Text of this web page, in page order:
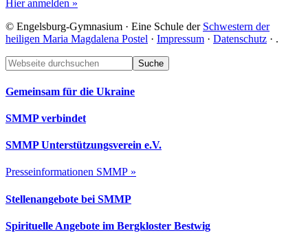
Hier anmelden »
© Engelsburg-Gymnasium · Eine Schule der Schwestern der
heiligen Maria Magdalena Postel · Impressum · Datenschutz · .
Footer
Webseite
durchsuchen
Gemeinsam für die Ukraine
SMMP verbindet
SMMP Unterstützungsverein e.V.
Presseinformationen SMMP »
Stellenangebote bei SMMP
Spirituelle Angebote im Bergkloster Bestwig